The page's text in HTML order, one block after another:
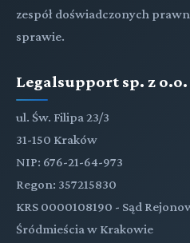
zespół doświadczonych
sprawie.
Legalsupport sp. z o.o.
ul. Św. Filipa 23/3
31-150 Kraków
NIP: 676-21-64-973
Regon: 357215830
KRS 0000108190 - Sąd
Śródmieścia w Krakowie